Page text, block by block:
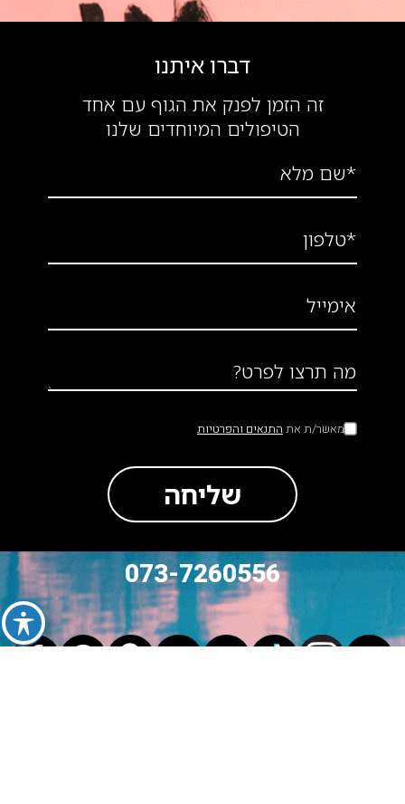
דברו איתנו
זה הזמן לפנק את הגוף עם אחד
הטיפולים המיוחדים שלנו
*שם מלא
*טלפון
אימייל
מה תרצו לפרט?
מאשר/ת את התנאים והפרטיות
שליחה
073-7260556
סה״כ לתשלום